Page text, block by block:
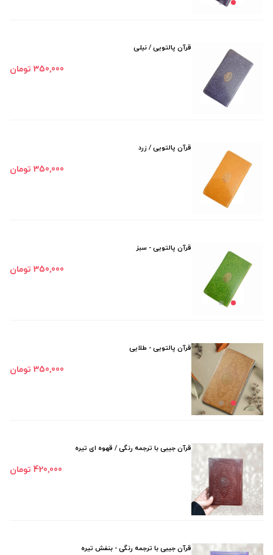
قرآن پالتویی / نیلی
350٬000 تومان
قرآن پالتویی / زرد
350٬000 تومان
قرآن پالتویی - سبز
350٬000 تومان
قرآن پالتویی - طلایی
350٬000 تومان
قرآن جیبی با ترجمه رنگی / قهوه ای تیره
420٬000 تومان
قرآن جیبی با ترجمه رنگی - بنفش تیره